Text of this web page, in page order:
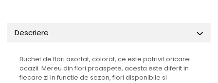
Descriere
Buchet de flori asortat, colorat, ce este potrivit oricarei
ocazii. Mereu din flori proaspete, acesta este diferit in
fiecare zi in functie de sezon, flori disponibile si